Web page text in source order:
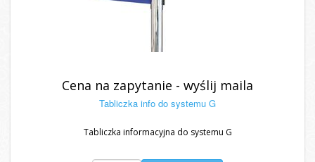
Cena na zapytanie - wyślij maila
Tabliczka info do systemu G
Tabliczka informacyjna do systemu G